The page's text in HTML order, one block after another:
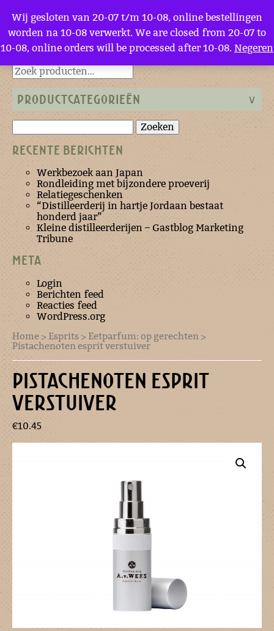
Terug naar de homepage
PRODUCTCATEGORIEËN
Zoeken
naar:
RECENTE BERICHTEN
Werkbezoek aan Japan
Rondleiding met bijzondere proeverij
Relatiegeschenken
“Distilleerderij in hartje Jordaan bestaat
honderd jaar”
Kleine distilleerderijen – Gastblog Marketing
Tribune
META
Login
Berichten feed
Reacties feed
WordPress.org
Home > Esprits > Eetparfum: op gerechten >
Pistachenoten esprit verstuiver
PISTACHENOTEN ESPRIT
VERSTUIVER
€10.45
Wij gesloten van 20-07 t/m 10-08, online bestellingen
worden na 10-08 verwerkt. We are closed from 20-07 to
10-08, online orders will be processed after 10-08. Negeren